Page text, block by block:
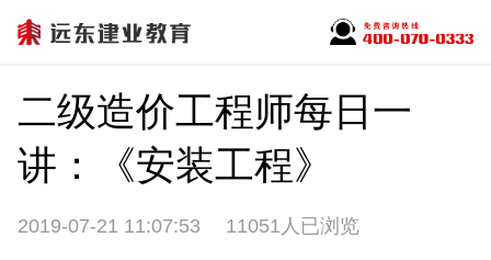
二级造价工程师每日一
讲：《安装工程》
2019-07-21 11:07:53 11051人已浏览